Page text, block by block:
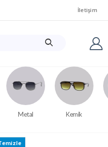
İletişim
Metal Kemik